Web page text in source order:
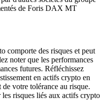
de Foris DAX MT
comporte des risques et peut
noter que les performances
futures. Réfléchissez
en actifs crypto en
votre tolérance au risque.
risques liés aux actifs crypto